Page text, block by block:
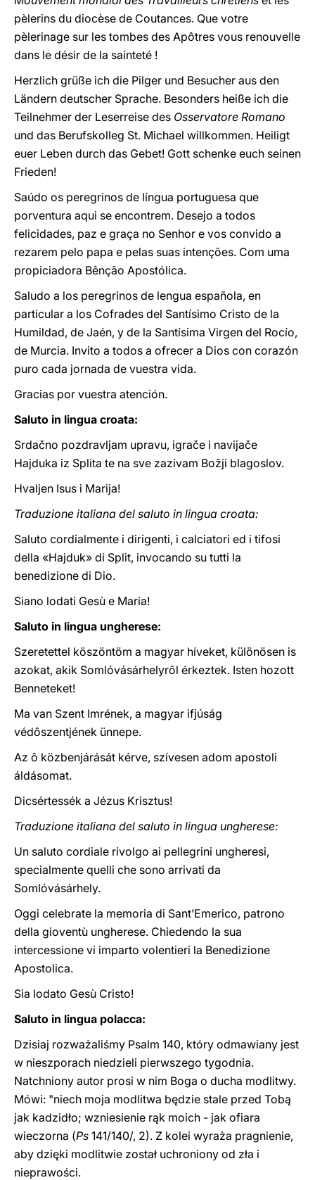
pèlerins du diocèse de Coutances. Que votre
pèlerinage sur les tombes des Apôtres vous renouvelle
dans le désir de la sainteté !
Herzlich grüße ich die Pilger und Besucher aus den
Ländern deutscher Sprache. Besonders heiße ich die
Teilnehmer der Leserreise des Osservatore Romano
und das Berufskolleg St. Michael willkommen. Heiligt
euer Leben durch das Gebet! Gott schenke euch seinen
Frieden!
Saúdo os peregrinos de língua portuguesa que
porventura aqui se encontrem. Desejo a todos
felicidades, paz e graça no Senhor e vos convido a
rezarem pelo papa e pelas suas intenções. Com uma
propiciadora Bênção Apostólica.
Saludo a los peregrinos de lengua española, en
particular a los Cofrades del Santísimo Cristo de la
Humildad, de Jaén, y de la Santísima Virgen del Rocío,
de Murcia. Invito a todos a ofrecer a Dios con corazón
puro cada jornada de vuestra vida.
Gracias por vuestra atención.
Saluto in lingua croata:
Srdačno pozdravljam upravu, igrače i navijače
Hajduka iz Splita te na sve zazivam Božji blagoslov.
Hvaljen Isus i Marija!
Traduzione italiana del saluto in lingua croata:
Saluto cordialmente i dirigenti, i calciatori ed i tifosi
della «Hajduk» di Split, invocando su tutti la
benedizione di Dio.
Siano lodati Gesù e Maria!
Saluto in lingua ungherese:
Szeretettel köszöntöm a magyar híveket, különösen is
azokat, akik Somlóvásárhelyrôl érkeztek. Isten hozott
Benneteket!
Ma van Szent Imrének, a magyar ifjúság
védôszentjének ünnepe.
Az ô közbenjárását kérve, szívesen adom apostoli
áldásomat.
Dicsértessék a Jézus Krisztus!
Traduzione italiana del saluto in lingua ungherese:
Un saluto cordiale rivolgo ai pellegrini ungheresi,
specialmente quelli che sono arrivati da
Somlóvásárhely.
Oggi celebrate la memoria di Sant’Emerico, patrono
della gioventù ungherese. Chiedendo la sua
intercessione vi imparto volentieri la Benedizione
Apostolica.
Sia lodato Gesù Cristo!
Saluto in lingua polacca:
Dzisiaj rozważaliśmy Psalm 140, który odmawiany jest
w nieszporach niedzieli pierwszego tygodnia.
Natchniony autor prosi w nim Boga o ducha modlitwy.
Mówi: "niech moja modlitwa będzie stale przed Tobą
jak kadzidło; wzniesienie rąk moich - jak ofiara
wieczorna (Ps 141/140/, 2). Z kolei wyraża pragnienie,
aby dzięki modlitwie został uchroniony od zła i
nieprawości.